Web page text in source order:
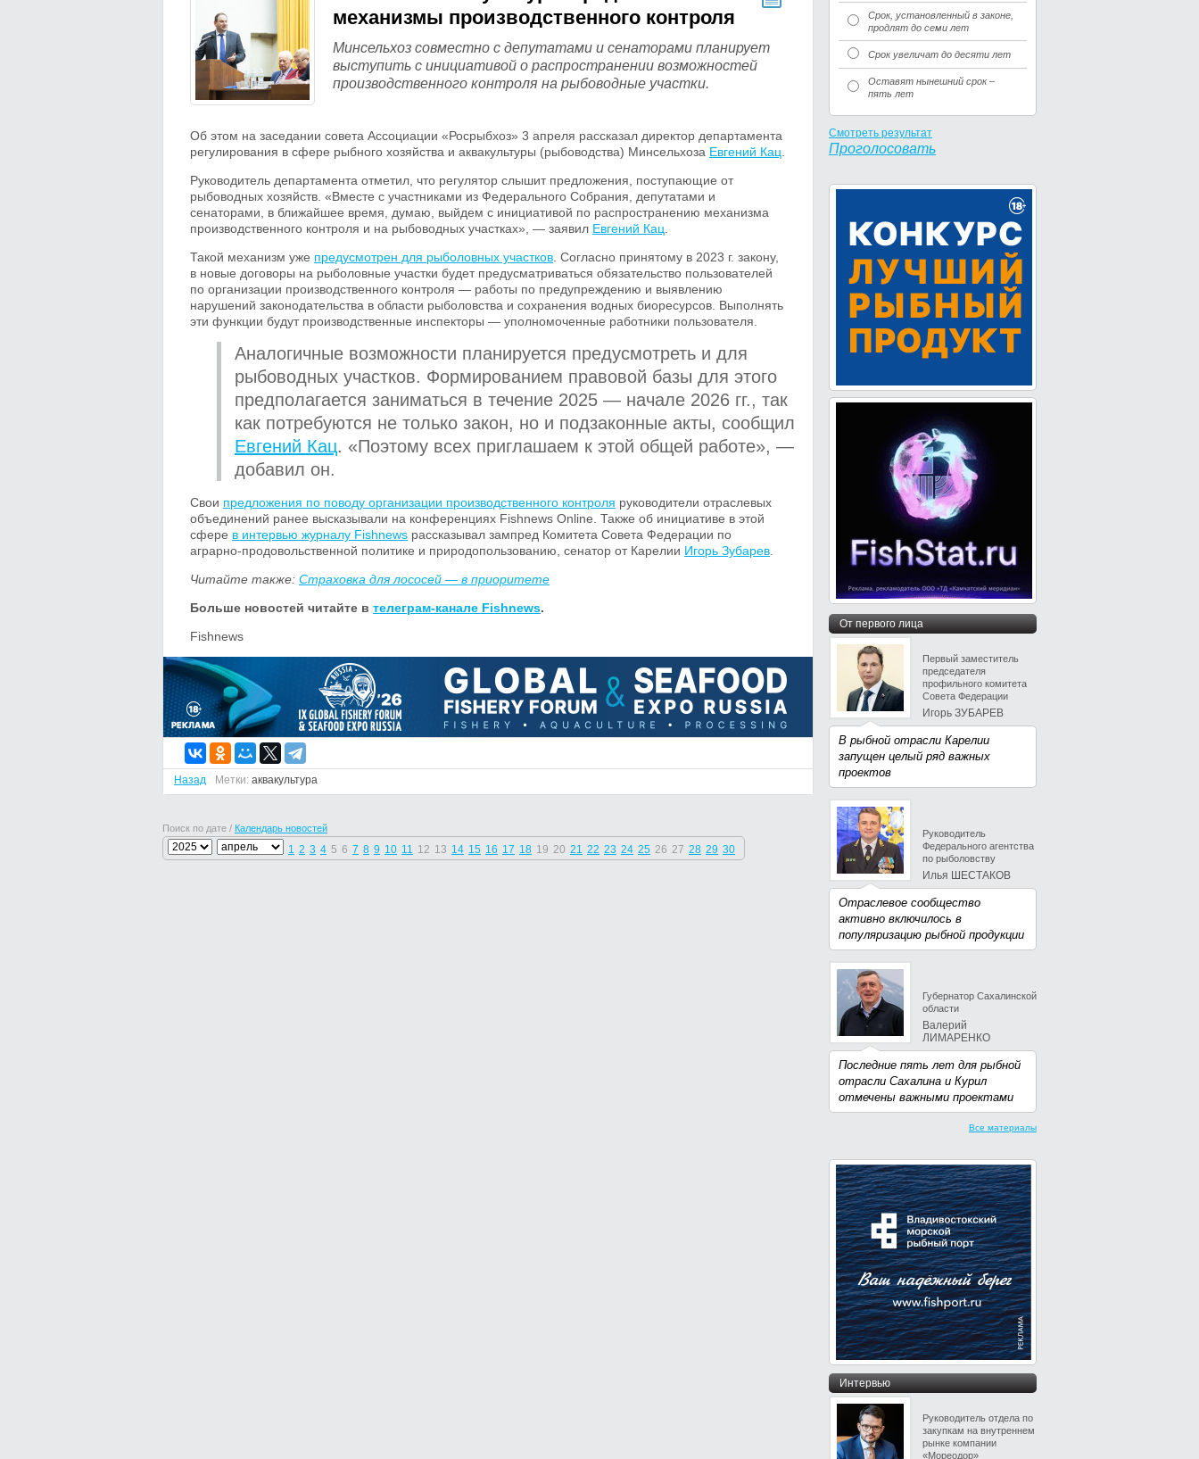
механизмы производственного контроля
Минсельхоз совместно с депутатами и сенаторами планирует
выступить с инициативой о распространении возможностей
производственного контроля на рыбоводные участки.
Об этом на заседании совета Ассоциации «Росрыбхоз» 3 апреля рассказал директор департамента
регулирования в сфере рыбного хозяйства и аквакультуры (рыбоводства) Минсельхоза Евгений Кац
Руководитель департамента отметил, что регулятор слышит предложения, поступающие от
рыбоводных хозяйств. «Вместе с участниками из Федерального Собрания, депутатами и
сенаторами, в ближайшее время, думаю, выйдем с инициативой по распространению механизма
производственного контроля и на рыбоводных участках», — заявил Евгений Кац
Такой механизм уже предусмотрен для рыболовных участков . Согласно принятому в 2023 г. закону,
в новые договоры на рыболовные участки будет предусматриваться обязательство пользователей
по организации производственного контроля — работы по предупреждению и выявлению
нарушений законодательства в области рыболовства и сохранения водных биоресурсов. Выполнять
эти функции будут производственные инспекторы — уполномоченные работники пользователя.
Аналогичные возможности планируется предусмотреть и для
рыбоводных участков. Формированием правовой базы для этого
предполагается заниматься в течение 2025 — начале 2026 гг., так
как потребуются не только закон, но и подзаконные акты, сообщил
Евгений Кац. «Поэтому всех приглашаем к этой общей работе», —
добавил он.
Свои предложения по поводу организации производственного контроля руководители отраслевых
объединений ранее высказывали на конференциях Fishnews Online. Также об инициативе в этой
сфере в интервью журналу Fishnews рассказывал зампред Комитета Совета Федерации по
аграрно-продовольственной политике и природопользованию, сенатор от Карелии Игорь Зубарев
Читайте также: Страховка для лососей — в приоритете
Больше новостей читайте в телеграм-канале Fishnews.
Fishnews
Назад Метки: аквакультура
Поиск по дате / Календарь новостей
1 2 3 4 5 6 7 8 9 10 11 12 13 14 15 16 17 18 19 20 21 22 23 24 25 26 27 28 29 30
Срок, установленный в законе,
продлят до семи лет
Срок увеличат до десяти лет
Оставят нынешний срок –
пять лет
Смотреть результат
Проголосовать
От первого лица
Первый заместитель
председателя
профильного комитета
Совета Федерации
Игорь ЗУБАРЕВ
В рыбной отрасли Карелии
запущен целый ряд важных
проектов
Руководитель
Федерального агентства
по рыболовству
Илья ШЕСТАКОВ
Отраслевое сообщество
активно включилось в
популяризацию рыбной продукции
Губернатор Сахалинской
области
Валерий
ЛИМАРЕНКО
Последние пять лет для рыбной
отрасли Сахалина и Курил
отмечены важными проектами
Все материалы
Интервью
Руководитель отдела по
закупкам на внутреннем
рынке компании
«Мореодор»